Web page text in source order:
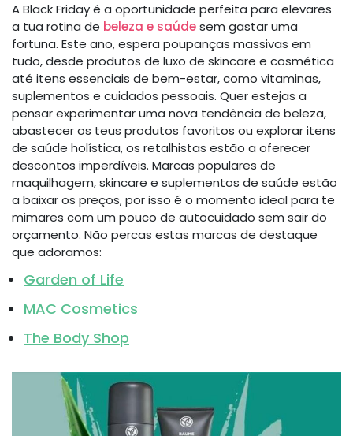
A Black Friday é a oportunidade perfeita para elevares
a tua rotina de beleza e saúdesem gastar uma
fortuna. Este ano, espera poupanças massivas em
tudo, desde produtos de luxo de skincare e cosmética
até itens essenciais de bem-estar, como vitaminas,
suplementos e cuidados pessoais. Quer estejas a
pensar experimentar uma nova tendência de beleza,
abastecer os teus produtos favoritos ou explorar itens
de saúde holística, os retalhistas estão a oferecer
descontos imperdíveis. Marcas populares de
maquilhagem, skincare e suplementos de saúde estão
a baixar os preços, por isso é o momento ideal para te
mimares com um pouco de autocuidado sem sair do
orçamento. Não percas estas marcas de destaque
que adoramos:
Garden of Life
MAC Cosmetics
The Body Shop